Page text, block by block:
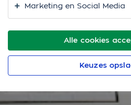
Alle cookies
Marketing en Social Media
Keuzes